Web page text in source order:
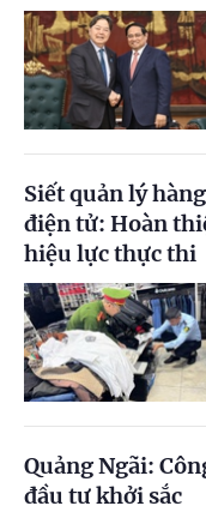
Siết quản lý
điện tử: Hoàn
hiệu lực thực thi
Quảng Ngãi:
đầu tư khởi sắc